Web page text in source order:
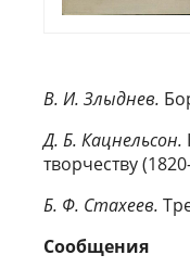
В. И. Злыднев.
Д. Б. Кацнельсон.
творчеству
Б. Ф. Стахеев.
Сообщения